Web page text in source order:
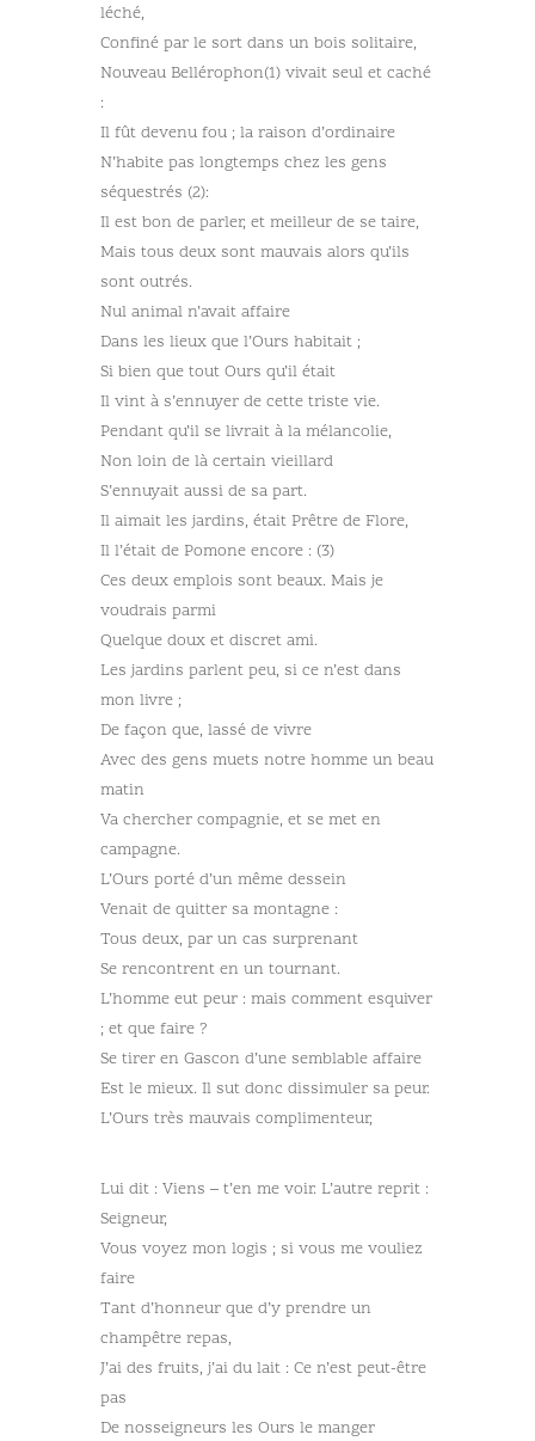
léché,
Confiné par le sort dans un bois solitaire,
Nouveau Bellérophon(1) vivait seul et caché
:
Il fût devenu fou ; la raison d’ordinaire
N’habite pas longtemps chez les gens
séquestrés (2):
Il est bon de parler, et meilleur de se taire,
Mais tous deux sont mauvais alors qu’ils
sont outrés.
Nul animal n’avait affaire
Dans les lieux que l’Ours habitait ;
Si bien que tout Ours qu’il était
Il vint à s’ennuyer de cette triste vie.
Pendant qu’il se livrait à la mélancolie,
Non loin de là certain vieillard
S’ennuyait aussi de sa part.
Il aimait les jardins, était Prêtre de Flore,
Il l’était de Pomone encore : (3)
Ces deux emplois sont beaux. Mais je
voudrais parmi
Quelque doux et discret ami.
Les jardins parlent peu, si ce n’est dans
mon livre ;
De façon que, lassé de vivre
Avec des gens muets notre homme un beau
matin
Va chercher compagnie, et se met en
campagne.
L’Ours porté d’un même dessein
Venait de quitter sa montagne :
Tous deux, par un cas surprenant
Se rencontrent en un tournant.
L’homme eut peur : mais comment esquiver
; et que faire ?
Se tirer en Gascon d’une semblable affaire
Est le mieux. Il sut donc dissimuler sa peur.
L’Ours très mauvais complimenteur,
Lui dit : Viens – t’en me voir. L’autre reprit :
Seigneur,
Vous voyez mon logis ; si vous me vouliez
faire
Tant d’honneur que d’y prendre un
champêtre repas,
J’ai des fruits, j’ai du lait : Ce n’est peut-être
pas
De nosseigneurs les Ours le manger